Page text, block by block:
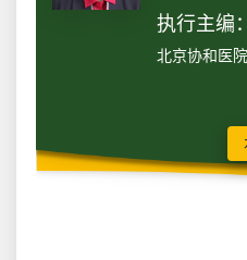
执行主编
北京协和医